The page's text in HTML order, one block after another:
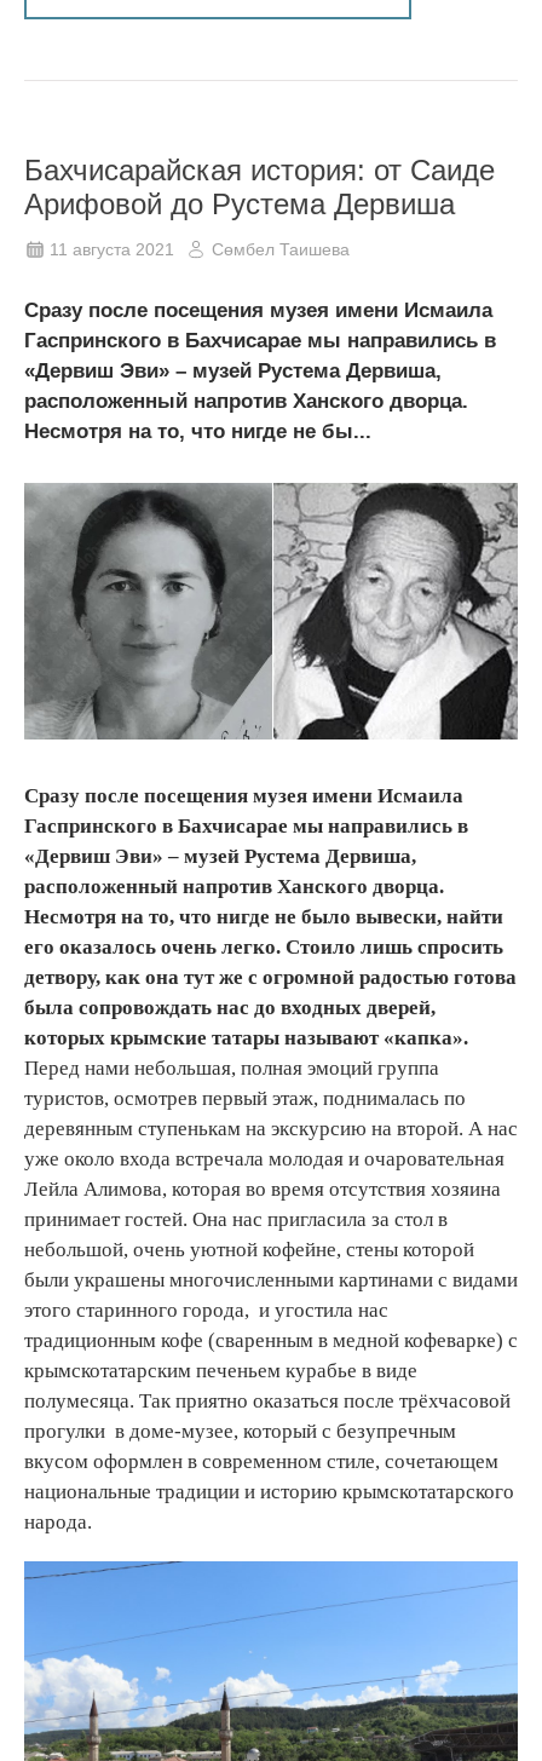
Бахчисарайская история: от Саиде
Арифовой до Рустема Дервиша
11 августа 2021 Сөмбел Таишева
Сразу после посещения музея имени Исмаила
Гаспринского в Бахчисарае мы направились в
«Дервиш Эви» – музей Рустема Дервиша,
расположенный напротив Ханского дворца.
Несмотря на то, что нигде не бы...
Сразу после посещения музея имени Исмаила
Гаспринского в Бахчисарае мы направились в
«Дервиш Эви» – музей Рустема Дервиша,
расположенный напротив Ханского дворца.
Несмотря на то, что нигде не было вывески, найти
его оказалось очень легко. Стоило лишь спросить
детвору, как она тут же с огромной радостью готова
была сопровождать нас до входных дверей,
которых крымские татары называют «капка».
Перед нами небольшая, полная эмоций группа
туристов, осмотрев первый этаж, поднималась по
деревянным ступенькам на экскурсию на второй. А нас
уже около входа встречала молодая и очаровательная
Лейла Алимова, которая во время отсутствия хозяина
принимает гостей. Она нас пригласила за стол в
небольшой, очень уютной кофейне, стены которой
были украшены многочисленными картинами с видами
этого старинного города, и угостила нас
традиционным кофе (сваренным в медной кофеварке) с
крымскотатарским печеньем курабье в виде
полумесяца. Так приятно оказаться после трёхчасовой
прогулки в доме-музее, который с безупречным
вкусом оформлен в современном стиле, сочетающем
национальные традиции и историю крымскотатарского
народа.